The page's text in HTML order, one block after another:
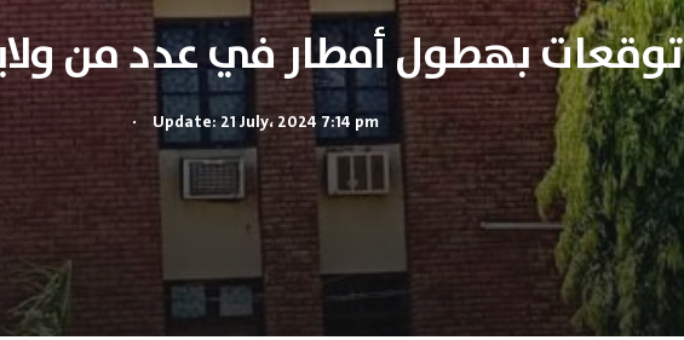
توقعات بهطول أمطار في عدد من
. Update: 21 July، 2024 7:14 pm